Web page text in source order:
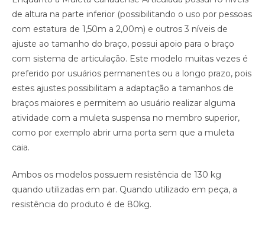
de altura na parte inferior (possibilitando o uso por pessoas
com estatura de 1,50m a 2,00m) e outros 3 níveis de
ajuste ao tamanho do braço, possui apoio para o braço
com sistema de articulação. Este modelo muitas vezes é
preferido por usuários permanentes ou a longo prazo, pois
estes ajustes possibilitam a adaptação a tamanhos de
braços maiores e permitem ao usuário realizar alguma
atividade com a muleta suspensa no membro superior,
como por exemplo abrir uma porta sem que a muleta
caia.
Ambos os modelos possuem resistência de 130 kg
quando utilizadas em par. Quando utilizado em peça, a
resistência do produto é de 80kg.